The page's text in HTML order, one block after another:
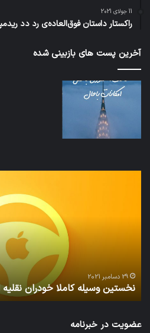
11 جولای 2021
راکستار داستان فوق‌العاده‌ی رد دد
آخرین پست های بازبینی شده
29 دسامبر 2021
نخستین وسیله کاملا خودران نقلیه
عضویت در خبرنامه